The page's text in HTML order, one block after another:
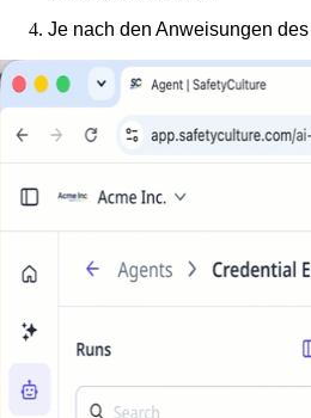
Je nach den Anweisungen